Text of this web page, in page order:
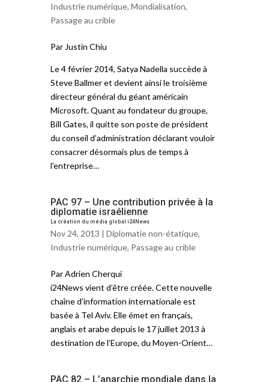
Industrie numérique, Mondialisation,
Passage au crible
Par Justin Chiu
Le 4 février 2014, Satya Nadella succède à
Steve Ballmer et devient ainsi le troisième
directeur général du géant américain
Microsoft. Quant au fondateur du groupe,
Bill Gates, il quitte son poste de président
du conseil d’administration déclarant vouloir
consacrer désormais plus de temps à
l’entreprise…
PAC 97 – Une contribution privée à la
diplomatie israélienne
La création du média global i24News
Nov 24, 2013 | Diplomatie non-étatique,
Industrie numérique, Passage au crible
Par Adrien Cherqui
i24News vient d’être créée. Cette nouvelle
chaîne d’information internationale est
basée à Tel Aviv. Elle émet en français,
anglais et arabe depuis le 17 juillet 2013 à
destination de l’Europe, du Moyen-Orient…
PAC 82 – L’anarchie mondiale dans la